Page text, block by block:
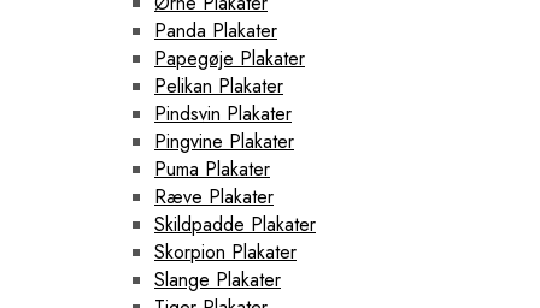
Panda Plakater
Papegøje Plakater
Pelikan Plakater
Pindsvin Plakater
Pingvine Plakater
Puma Plakater
Ræve Plakater
Skildpadde Plakater
Skorpion Plakater
Slange Plakater